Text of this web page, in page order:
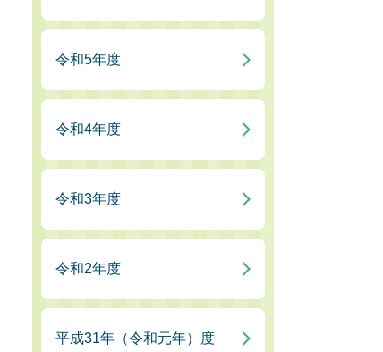
令和5年度
令和4年度
令和3年度
令和2年度
平成31年（令和元年）度